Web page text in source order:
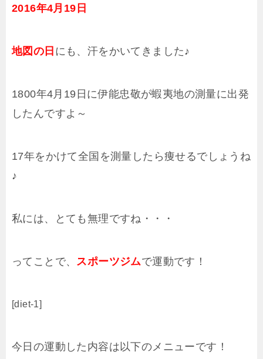
2016年4月19日
地図の日 にも、汗をかいてきました♪
1800年4月19日に伊能忠敬が蝦夷地の測量に出発
したんですよ～
17年をかけて全国を測量したら痩せるでしょうね
♪
私には、とても無理ですね・・・
ってことで、 スポーツジムで運動です！
[diet-1]
今日の運動した内容は以下のメニューです！